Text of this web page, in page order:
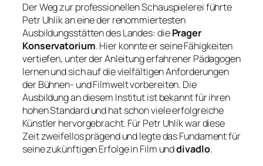
Der Weg zur professionellen Schauspielerei führte
Petr Uhlík an eine der renommiertesten
Ausbildungsstätten des Landes: diePrager
Konservatorium. Hier konnte er seine Fähigkeiten
vertiefen, unter der Anleitung erfahrener Pädagogen
lernen und sich auf die vielfältigen Anforderungen
der Bühnen- und Filmwelt vorbereiten. Die
Ausbildung an diesem Institut ist bekannt für ihren
hohen Standard und hat schon viele erfolgreiche
Künstler hervorgebracht. Für Petr Uhlík war diese
Zeit zweifellos prägend und legte das Fundament für
seine zukünftigen Erfolge in Film unddivadlo.